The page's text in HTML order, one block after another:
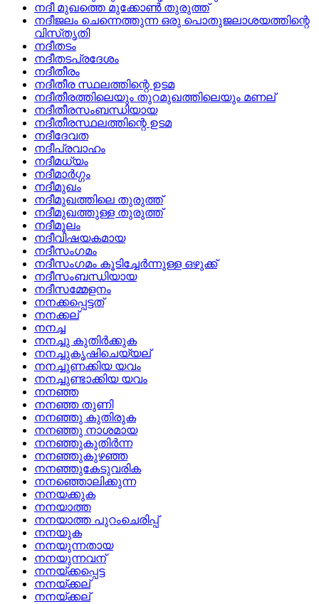
നദീ മുഖത്തെ മുക്കോണ്‍ തുരുത്ത്
നദീജലം ചെന്നെത്തുന്ന ഒരു പൊതുജലാശയത്തിന്റെ
വിസ്‌തൃതി
നദീതടം
നദീതടപ്രദേശം
നദീതീരം
നദീതീര സ്ഥലത്തിന്റെ ഉടമ
നദീതീരത്തിലെയും തുറമുഖത്തിലെയും മണല്
നദീതീരസംബന്ധിയായ
നദീതീരസ്ഥലത്തിന്റെ ഉടമ
നദീദേവത
നദീപ്രവാഹം
നദീമധ്യം
നദീമാര്‍ഗ്ഗം
നദീമുഖം
നദീമുഖത്തിലെ തുരുത്ത്
നദീമുഖത്തുള്ള തുരുത്ത്
നദീമൂലം
നദീവിഷയകമായ
നദീസംഗമം
നദീസംഗമം കൂടിച്ചേര്‍ന്നുള്ള ഒഴുക്ക്
നദീസംബന്ധിയായ
നദീസമ്മേളനം
നനക്കപ്പെട്ടത്
നനക്കല്
നനച്ച
നനച്ചു കുതിര്‍ക്കുക
നനച്ചുകൃഷിചെയ്യല്
നനച്ചുണക്കിയ യവം
നനച്ചുണ്ടാക്കിയ യവം
നനഞ്ഞ
നനഞ്ഞ തുണി
നനഞ്ഞു കുതിരുക
നനഞ്ഞു നാശമായ
നനഞ്ഞുകുതിര്‍ന്ന
നനഞ്ഞുകുഴഞ്ഞ
നനഞ്ഞുകേടുവരിക
നനഞ്ഞൊലിക്കുന്ന
നനയക്കുക
നനയാത്ത
നനയാത്ത പുറംചെരിപ്പ്
നനയുക
നനയുന്നതായ
നനയുന്നവന്
നനയ്‌ക്കപ്പെട്ട
നനയ്‌ക്കല്
നനയ്ക്കല്